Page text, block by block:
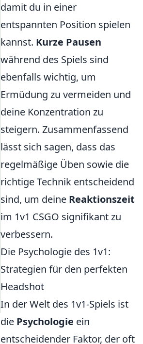
damit du in einer
entspannten Position spielen
kannst. Kurze Pausen
während des Spiels sind
ebenfalls wichtig, um
Ermüdung zu vermeiden und
deine Konzentration zu
steigern. Zusammenfassend
lässt sich sagen, dass das
regelmäßige Üben sowie die
richtige Technik entscheidend
sind, um deine Reaktionszeit
im 1v1 CSGO signifikant zu
verbessern.
Die Psychologie des 1v1:
Strategien für den perfekten
Headshot
In der Welt des 1v1-Spiels ist
die Psychologie ein
entscheidender Faktor, der oft